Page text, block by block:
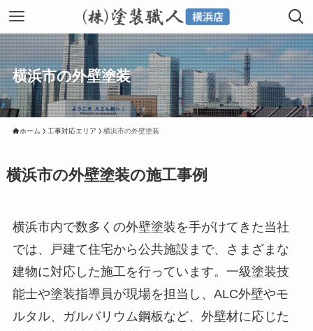
横浜市の外壁塗装
ホーム 工事対応エリア 横浜市の外壁塗装
横浜市の外壁塗装の施工事例
横浜市内で数多くの外壁塗装を手がけてきた当社
では、戸建て住宅から公共施設まで、さまざまな
建物に対応した施工を行っています。一級塗装技
能士や塗装指導員が現場を担当し、ALC外壁やモ
ルタル、ガルバリウム鋼板など、外壁材に応じた